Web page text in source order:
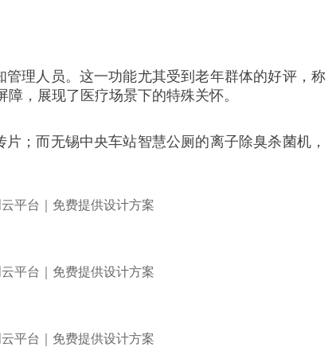
理人员。这一功能尤其受到老年群体的好评，称
，展现了医疗场景下的特殊关怀。
；而无锡中央车站智慧公厕的离子除臭杀菌机，